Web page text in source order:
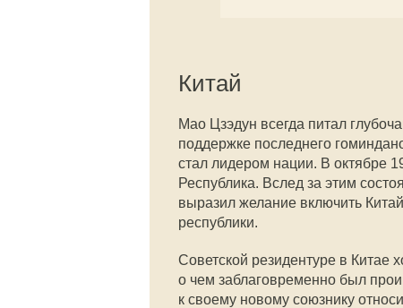
Китай
Мао Цзэдун всегда питал
поддержке последнего
стал лидером нации. В октябре
Республика. Вслед за этим
выразил желание включить
республики.
Советской резидентуре в Китае
о чем заблаговременно был
к своему новому союзнику